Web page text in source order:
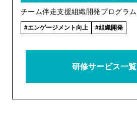
チーム伴走支援組織開発プログラム
エンゲージメント向上 組織開発
研修サービス一覧